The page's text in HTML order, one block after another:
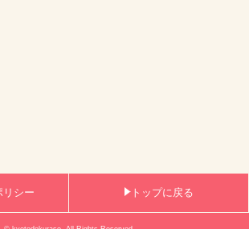
リシー トップに戻る